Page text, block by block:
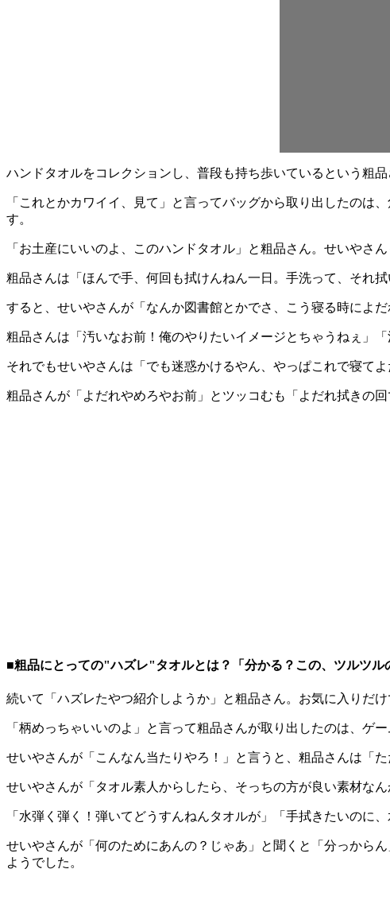
ハンドタオルをコレクションし、普段も持ち歩いているという粗
「これとかカワイイ、見て」と言ってバッグから取り出したの
す。
「お土産にいいのよ、このハンドタオル」と粗品さん。せいやさ
粗品さんは「ほんで手、何回も拭けんねん一日。手洗って、それ
すると、せいやさんが「なんか図書館とかでさ、こう寝る時によ
粗品さんは「汚いなお前！俺のやりたいイメージとちゃうねぇ」
それでもせいやさんは「でも迷惑かけるやん、やっぱこれで寝て
粗品さんが「よだれやめろやお前」とツッコむも「よだれ拭きの
■粗品にとっての"ハズレ"タオルとは？「分かる？この、ツルツル
続いて「ハズレたやつ紹介しようか」と粗品さん。お気に入りだ
「柄めっちゃいいのよ」と言って粗品さんが取り出したのは、ゲ
せいやさんが「こんなん当たりやろ！」と言うと、粗品さんは「
せいやさんが「タオル素人からしたら、そっちの方が良い素材な
「水弾く弾く！弾いてどうすんねんタオルが」「手拭きたいのに
せいやさんが「何のためにあんの？じゃあ」と聞くと「分っから
ようでした。